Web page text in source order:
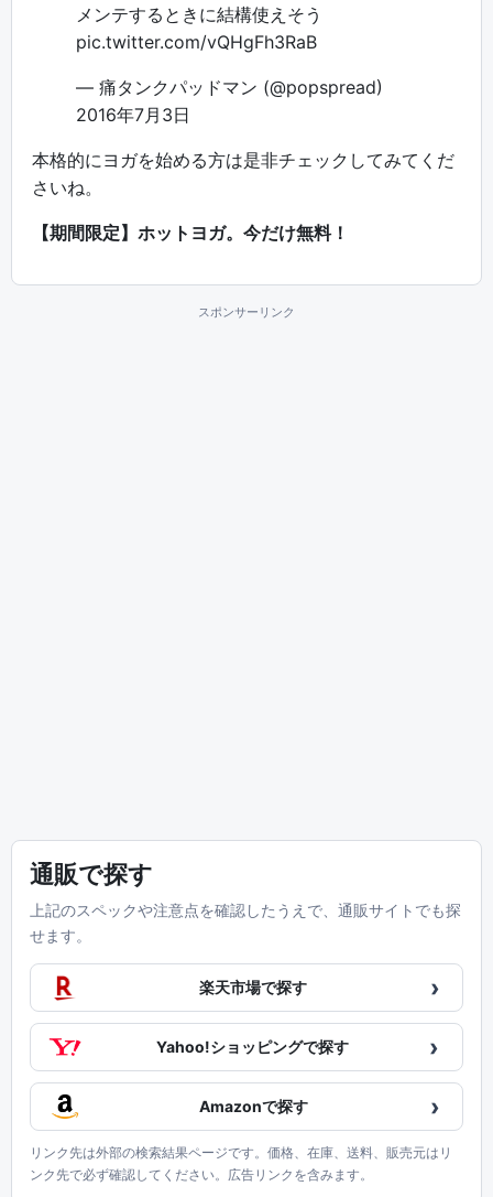
メンテするときに結構使えそう
pic.twitter.com/vQHgFh3RaB
— 痛タンクパッドマン (@popspread)
2016年7月3日
本格的にヨガを始める方は是非チェックしてみてくだ
さいね。
【期間限定】ホットヨガ。今だけ無料！
スポンサーリンク
通販で探す
上記のスペックや注意点を確認したうえで、通販サイトでも探
せます。
楽天市場で探す ›
Yahoo!ショッピングで探す ›
Amazonで探す ›
リンク先は外部の検索結果ページです。価格、在庫、送料、販売元はリ
ンク先で必ず確認してください。広告リンクを含みます。